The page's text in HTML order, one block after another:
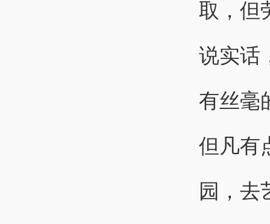
取，但
说实话
有丝毫
但凡有
园，去